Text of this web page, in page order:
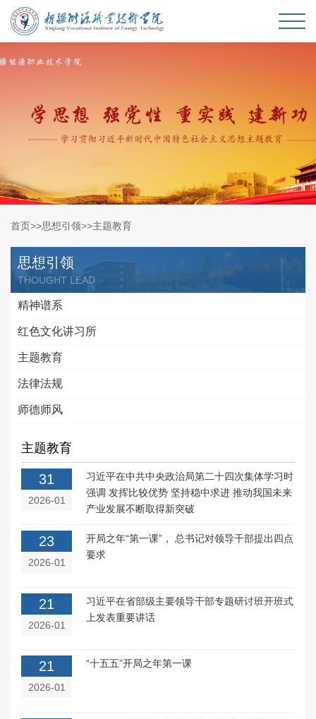
首页>>思想引领>>主题教育
思想引领
THOUGHT LEAD
精神谱系
红色文化讲习所
主题教育
法律法规
师德师风
主题教育
31
2026-01
习近平在中共中央政治局第二十四次集体学习时
强调 发挥比较优势 坚持稳中求进 推动我国未来
产业发展不断取得新突破
23
2026-01
开局之年“第一课”， 总书记对领导干部提出四点
要求
21
2026-01
习近平在省部级主要领导干部专题研讨班开班式
上发表重要讲话
21
2026-01
“十五五”开局之年第一课